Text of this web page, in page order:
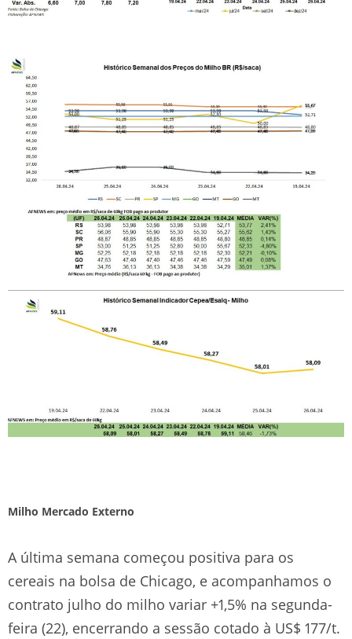
Milho Mercado Externo
A última semana começou positiva para os
cereais na bolsa de Chicago, e acompanhamos o
contrato julho do milho variar +1,5% na segunda-
feira (22), encerrando a sessão cotado à US$ 177/t.